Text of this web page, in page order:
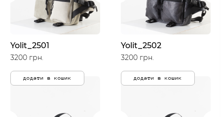
Yolit_2501
3200 грн.
додати в кошик
Yolit_2502
3200 грн.
додати в кошик